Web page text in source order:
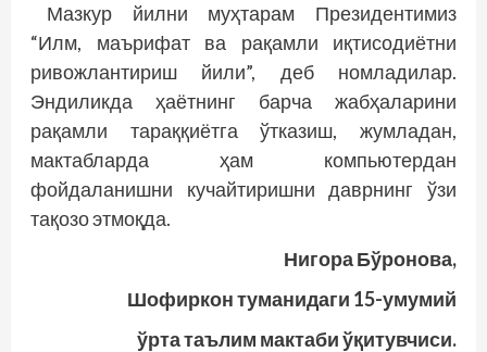
Мазкур йилни муҳтарам Президентимиз
“Илм, маърифат ва рақамли иқтисодиётни
ривожлантириш йили”, деб номладилар.
Эндиликда ҳаётнинг барча жабҳаларини
рақамли тараққиётга ўтказиш, жумладан,
мактабларда ҳам компью­­тердан
фойдаланишни кучайтиришни даврнинг ўзи
тақозо этмоқда.
Нигора Бўронова,
Шофиркон туманидаги 15-умумий
ўрта таълим мактаби ўқитувчиси.